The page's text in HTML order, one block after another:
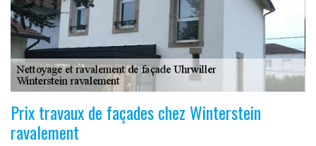
Prix travaux de façades chez Winterstein
ravalement